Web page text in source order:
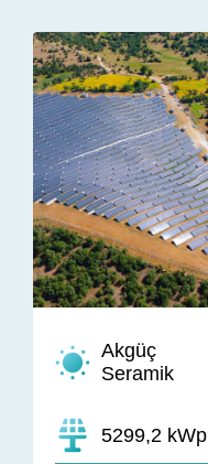
Akgüç
Seramik
5299,2 kWp